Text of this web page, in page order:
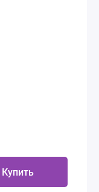
Купить